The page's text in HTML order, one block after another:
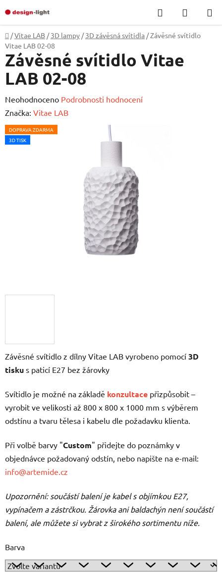
na
obsah
Hledat
KOŠÍK
Domů
/Vitae LAB / 3D lampy / 3D závěsná svítidla /Závěsné svítidlo
Vitae LAB 02-08
Závěsné svítidlo z dílny Vitae LAB vyrobeno pomocí 3D
tisku s paticí E27 bez žárovky
Svítidlo je možné na základě konzultace přizpůsobit –
vyrobit ve velikosti až 800 x 800 x 1000 mm s výběrem
odstínu a tvaru tělesa i kabelu dle požadavku klienta.
Při volbě barvy "Custom" přidejte do poznámky v
objednávce požadovaný odstín, nebo napište na e-mail:
info@artemide.cz
Upozornění: součástí balení je kabel s objímkou E27,
vypínačem a zástrčkou. Žárovka ani baldachýn není součástí
balení, ale můžete si vybrat z širokého sortimentu níže.
Barva
Závěsné svítidlo Vitae
LAB 02-08
Průměrné
hodnocení
produktu
je
Neohodnoceno Podrobnosti hodnocení
Značka: Vitae LAB
DOPRAVA ZDARMA
3D TISK